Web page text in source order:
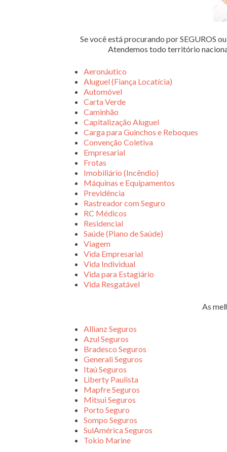
Se você está procurando por SEGUROS
Atendemos todo território
Aeronáutico
Aluguel (Fiança Locatícia)
Automóvel
Carta Verde
Caminhão
Capitalização Aluguel
Carga para Guinchos e Reboques
Convenção Coletiva
Empresarial
Frotas
Imobiliário (Incêndio)
Máquinas e Equipamentos
Previdência
Rastreador com Seguro
RC Médicos
Residencial
Saúde (Plano de Saúde)
Viagem
Vida Empresarial
Vida Individual
Vida para Estagiário
Vida Resgatável
As
Allianz Seguros
Azul Seguros
Bradesco Seguros
Generali Seguros
Itaú Seguros
Liberty Paulista
Mapfre Seguros
Mitsui Seguros
Porto Seguro
Sompo Seguros
SulAmérica Seguros
Tokio Marine